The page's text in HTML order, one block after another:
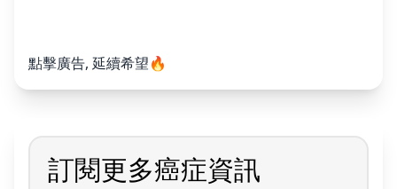
點擊廣告, 延續希望🔥
訂閱更多癌症資訊